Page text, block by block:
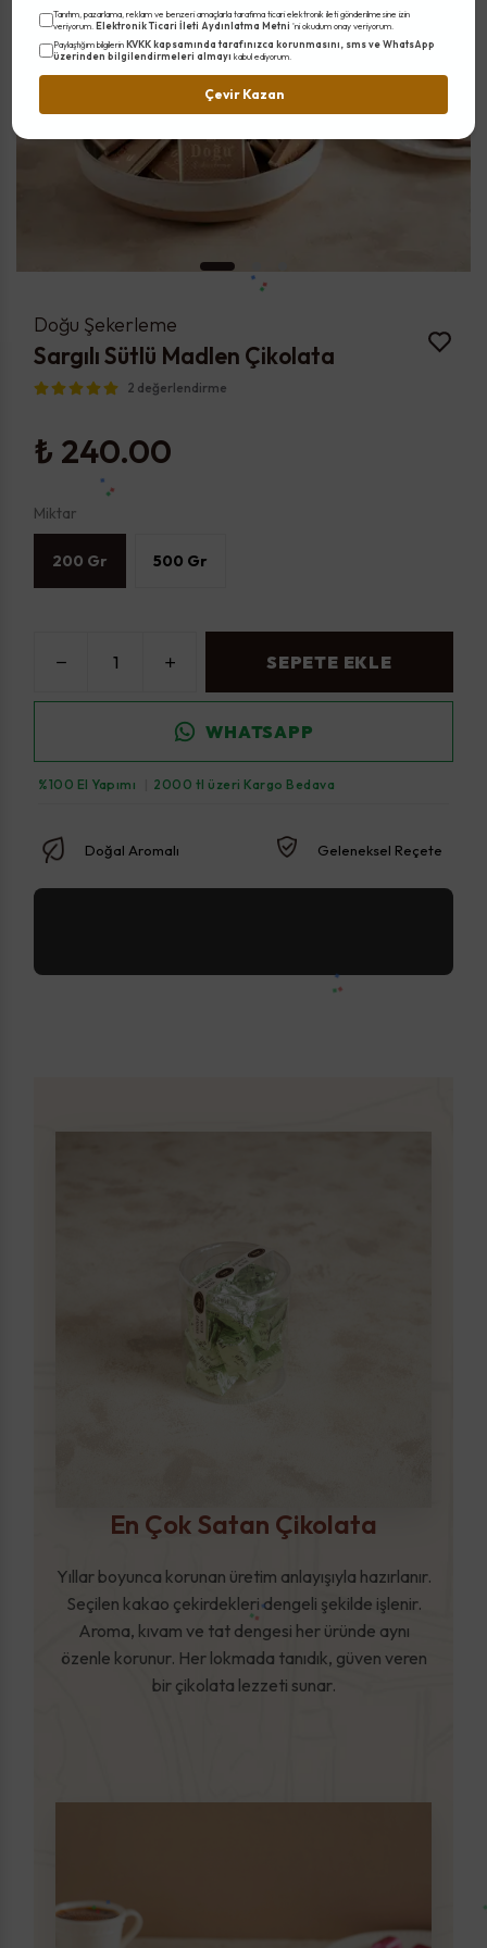
Doğu Şekerleme
Sargılı Sütlü Madlen Çikolata
2 değerlendirme
₺ 240.00
Miktar
200 Gr 500 Gr
SEPETE EKLE
WHATSAPP
%100 El Yapımı 2000 tl üzeri Kargo Bedava
Doğal Aromalı Geleneksel Reçete
En Çok Satan Çikolata
Yıllar boyunca korunan üretim anlayışıyla hazırlanır.
Seçilen kakao çekirdekleri dengeli şekilde işlenir.
Aroma, kıvam ve tat dengesi her üründe aynı
özenle korunur. Her lokmada tanıdık, güven veren
bir çikolata lezzeti sunar.
Tanıtım, pazarlama, reklam ve benzeri amaçlarla tarafıma ticari elektronik ileti gönderilmesine izin
veriyorum. Elektronik Ticari İleti Aydınlatma Metni 'ni okudum onay veriyorum.
Paylaştığım bilgilerin KVKK kapsamında tarafınızca korunmasını, sms ve WhatsApp
üzerinden bilgilendirmeleri almayı kabul ediyorum.
Çevir Kazan